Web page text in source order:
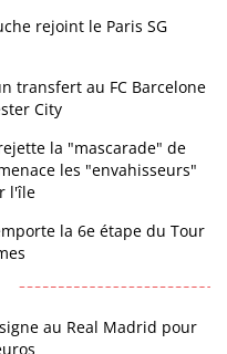
rejoint le Paris SG
transfert au FC Barcelone
City
la "mascarade" de
les "envahisseurs"
l'île
la 6e étape du Tour
au Real Madrid pour